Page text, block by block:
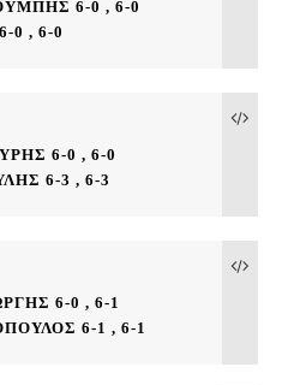
6-0 , 6-0
, 6-0
6-0 , 6-0
6-3 , 6-3
6-0 , 6-1
6-1 , 6-1